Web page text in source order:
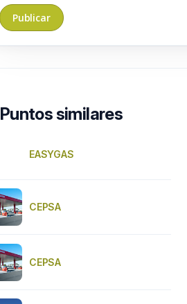
Puntos similares
EASYGAS
CEPSA
CEPSA